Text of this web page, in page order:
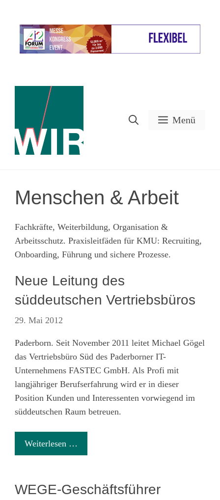
springen
Menü
Menschen & Arbeit
Fachkräfte, Weiterbildung, Organisation &
Arbeitsschutz. Praxisleitfäden für KMU: Recruiting,
Onboarding, Führung und sichere Prozesse.
Neue Leitung des
süddeutschen Vertriebsbüros
29. Mai 2012
Paderborn. Seit November 2011 leitet Michael Gögel
das Vertriebsbüro Süd des Paderborner IT-
Unternehmens FASTEC GmbH. Als Profi mit
langjähriger Berufserfahrung wird er in dieser
Position Kunden und Interessenten vorwiegend im
süddeutschen Raum betreuen.
Weiterlesen …
WEGE-Geschäftsführer